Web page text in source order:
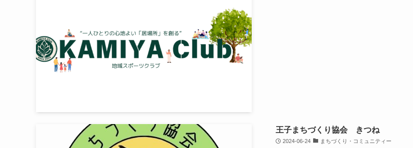
王子まちづくり協会 きつね
2024-06-24 まちづくり・コミュニティー